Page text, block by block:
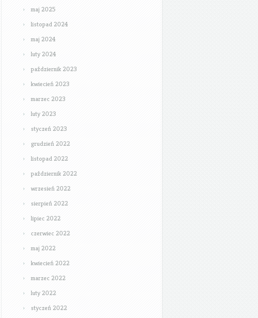
maj 2025
listopad 2024
maj 2024
luty 2024
październik 2023
kwiecień 2023
marzec 2023
luty 2023
styczeń 2023
grudzień 2022
listopad 2022
październik 2022
wrzesień 2022
sierpień 2022
lipiec 2022
czerwiec 2022
maj 2022
kwiecień 2022
marzec 2022
luty 2022
styczeń 2022